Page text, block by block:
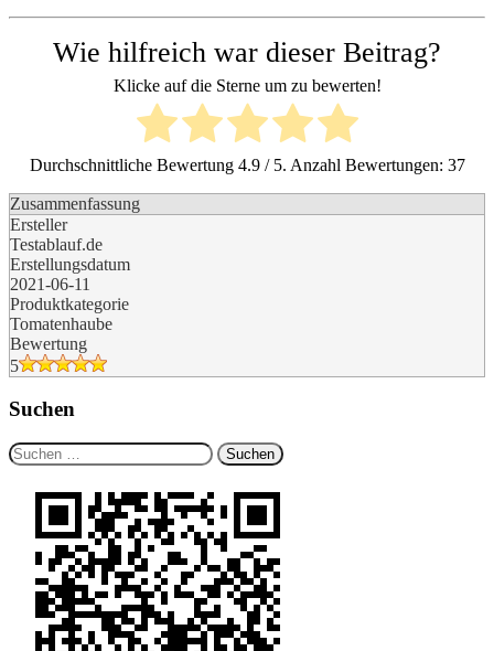
Wie hilfreich war dieser Beitrag?
Klicke auf die Sterne um zu bewerten!
Durchschnittliche Bewertung 4.9/ 5. Anzahl Bewertungen: 37
Zusammenfassung
Ersteller
Testablauf.de
Erstellungsdatum
2021-06-11
Produktkategorie
Tomatenhaube
Bewertung
5
Suchen
Suchen
nach: